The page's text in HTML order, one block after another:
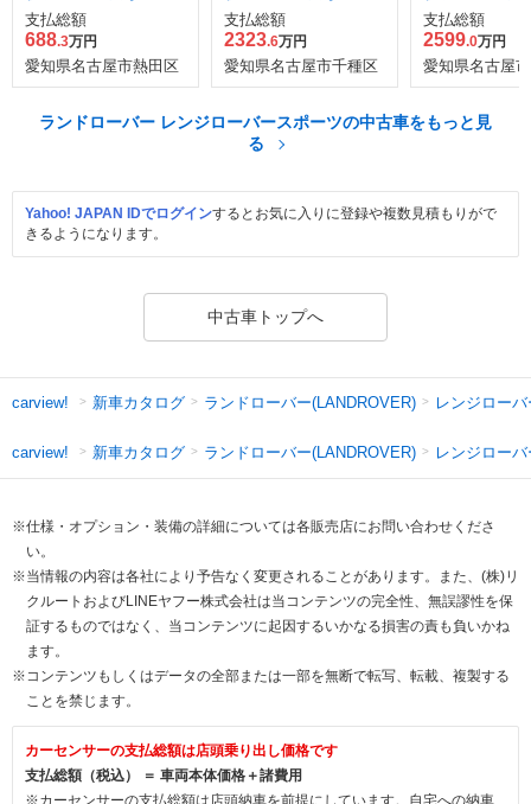
SVR 4WD
支払総額
688.3万円
愛知県名古屋市熱田区
SV エディション ワ
ン 4.4L P635 4WD
支払総額
2323.6万円
愛知県名古屋市千種区
SV エディシ
ゥー 4.4L
支払総額
2599.0万円
愛知県名古屋
ランドローバー レンジローバースポーツの中古車をもっと見
る
Yahoo! JAPAN IDでログインするとお気に入りに登録や複数見積もりがで
きるようになります。
中古車トップへ
carview! 新車カタログ ランドローバー(LANDROVER) レンジロー
carview! 新車カタログ ランドローバー(LANDROVER) レンジロー
※仕様・オプション・装備の詳細については各販売店にお問い合わせくださ
い。
※当情報の内容は各社により予告なく変更されることがあります。また、(株)リ
クルートおよびLINEヤフー株式会社は当コンテンツの完全性、無誤謬性を保
証するものではなく、当コンテンツに起因するいかなる損害の責も負いかね
ます。
※コンテンツもしくはデータの全部または一部を無断で転写、転載、複製する
ことを禁じます。
カーセンサーの支払総額は店頭乗り出し価格です
支払総額（税込） ＝ 車両本体価格＋諸費用
※カーセンサーの支払総額は店頭納車を前提にしています。自宅への納車